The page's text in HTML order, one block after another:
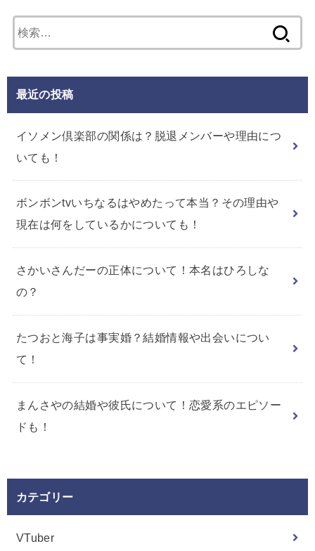
索:
最近の投稿
イソメン倶楽部の関係は？脱退メンバーや理由につ
いても！
ボンボンtvいちなるはやめたって本当？その理由や
現在は何をしているかについても！
さかいさんだーの正体について！本名はひろしな
の？
たつおと海子は事実婚？結婚情報や出会いについ
て！
まんさやの結婚や彼氏について！恋愛系のエピソー
ドも！
カテゴリー
VTuber